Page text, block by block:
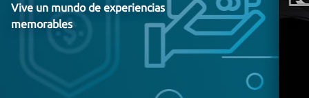
Vive un mundo de experiencias
memorables